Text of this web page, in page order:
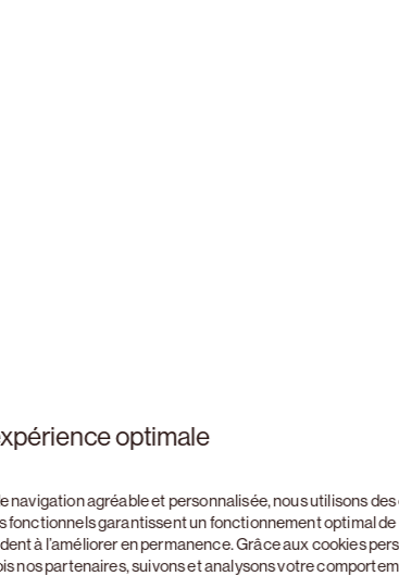
optimale
navigation agréable et personnalisée, nous utilisons
fonctionnels garantissent un fonctionnement optimal
à l’améliorer en permanence. Grâce aux cookies
nos partenaires, suivons et analysons votre